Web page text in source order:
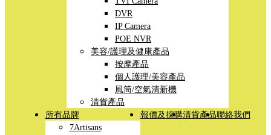
DVR
IP Camera
POE NVR
美容/護理及健康產品
按摩產品
個人護理/美容產品
風筒/空氣清新機
清貨產品
所有品牌
7Artisans
報價及採購清貨產品聯絡我們